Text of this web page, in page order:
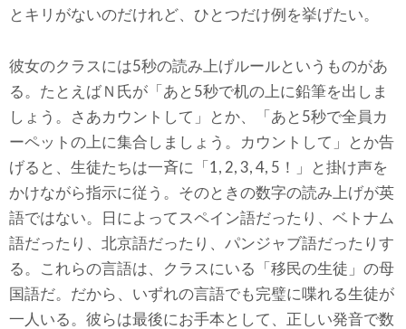
とキリがないのだけれど、ひとつだけ例を挙げたい。
彼女のクラスには5秒の読み上げルールというものがあ
る。たとえばＮ氏が「あと5秒で机の上に鉛筆を出しま
しょう。さあカウントして」とか、「あと5秒で全員カ
ーペットの上に集合しましょう。カウントして」とか告
げると、生徒たちは一斉に「1, 2, 3, 4, 5！」と掛け声を
かけながら指示に従う。そのときの数字の読み上げが英
語ではない。日によってスペイン語だったり、ベトナム
語だったり、北京語だったり、パンジャブ語だったりす
る。これらの言語は、クラスにいる「移民の生徒」の母
国語だ。だから、いずれの言語でも完璧に喋れる生徒が
一人いる。彼らは最後にお手本として、正しい発音で数